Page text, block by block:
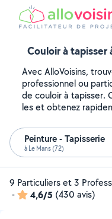
Couloir à tapisser
Avec AlloVoisins,
professionnel ou
de couloir à tapisser.
les et obtenez
Peinture - Tapisserie
à Le Mans (72)
9 Particuliers et 3
-
4,6/5 (430 avis)